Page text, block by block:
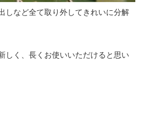
しなど全て取り外してきれいに分解
しく、長くお使いいただけると思い